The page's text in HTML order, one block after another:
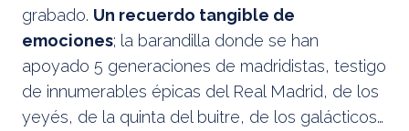
grabado. Un recuerdo tangible de
emociones; la barandilla donde se han
apoyado 5 generaciones de madridistas, testigo
de innumerables épicas del Real Madrid, de los
yeyés, de la quinta del buitre, de los galácticos…